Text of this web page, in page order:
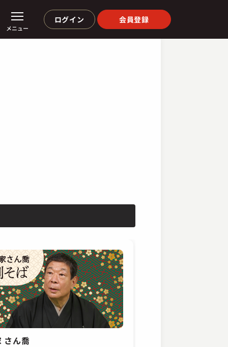
メニュー
ログイン 会員登録
さん喬